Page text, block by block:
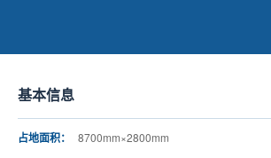
基本信息
占地面积： 8700mm×2800mm